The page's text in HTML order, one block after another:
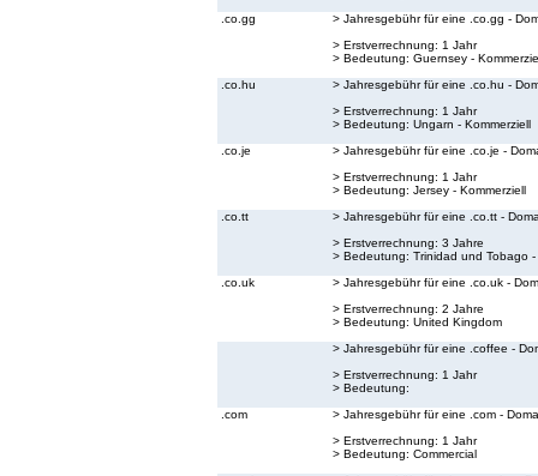
.co.gg
> Jahresgebühr für eine .co.gg -
> Erstverrechnung: 1 Jahr
> Bedeutung: Guernsey -
.co.hu
> Jahresgebühr für eine .co.hu -
> Erstverrechnung: 1 Jahr
> Bedeutung: Ungarn - Kommerziell
.co.je
> Jahresgebühr für eine .co.je -
> Erstverrechnung: 1 Jahr
> Bedeutung: Jersey - Kommerziell
.co.tt
> Jahresgebühr für eine .co.tt -
> Erstverrechnung: 3 Jahre
> Bedeutung: Trinidad und Tobago -
.co.uk
> Jahresgebühr für eine .co.uk -
> Erstverrechnung: 2 Jahre
> Bedeutung: United Kingdom
> Jahresgebühr für eine .coffee -
> Erstverrechnung: 1 Jahr
> Bedeutung:
.com
> Jahresgebühr für eine .com -
> Erstverrechnung: 1 Jahr
> Bedeutung: Commercial